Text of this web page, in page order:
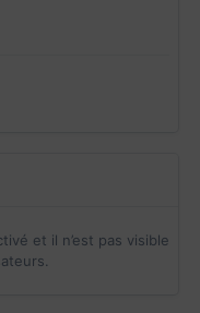
et il n’est pas visible